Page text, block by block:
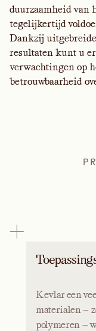
duurzaamheid van
tegelijkertijd
Dankzij
resultaten kunt u
verwachtingen op
betrouwbaarheid
Kevlar een
materialen —
polymeren —